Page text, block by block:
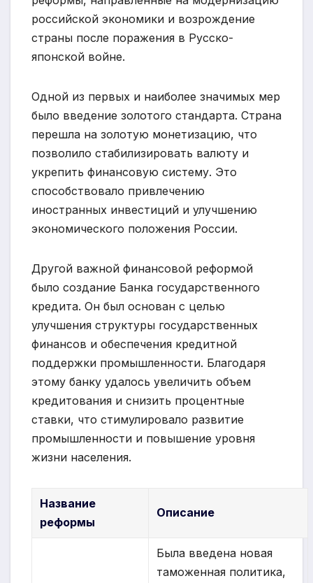
российской экономики и возрождение
страны после поражения в Русско-
японской войне.
Одной из первых и наиболее значимых мер
было введение золотого стандарта. Страна
перешла на золотую монетизацию, что
позволило стабилизировать валюту и
укрепить финансовую систему. Это
способствовало привлечению
иностранных инвестиций и улучшению
экономического положения России.
Другой важной финансовой реформой
было создание Банка государственного
кредита. Он был основан с целью
улучшения структуры государственных
финансов и обеспечения кредитной
поддержки промышленности. Благодаря
этому банку удалось увеличить объем
кредитования и снизить процентные
ставки, что стимулировало развитие
промышленности и повышение уровня
жизни населения.
Название
реформы
Описание
Была введена новая
таможенная политика,